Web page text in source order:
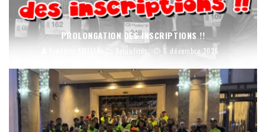
PROLONGATION DES INSCRIPTIONS !!
Actualités 6 décembre 2025